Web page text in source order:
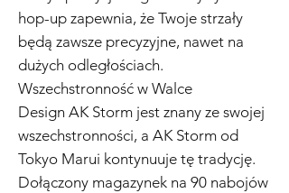
hop-up zapewnia, że Twoje strzały
będą zawsze precyzyjne, nawet na
dużych odległościach.
Wszechstronność w Walce
Design AK Storm jest znany ze swojej
wszechstronności, a AK Storm od
Tokyo Marui kontynuuje tę tradycję.
Dołączony magazynek na 90 nabojów